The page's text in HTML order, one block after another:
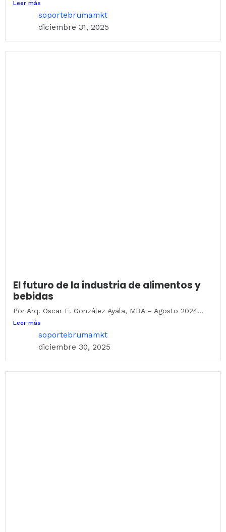
Leer más
soportebrumamkt
diciembre 31, 2025
El futuro de la industria de alimentos y
bebidas
Por Arq. Oscar E. González Ayala, MBA – Agosto 2024...
Leer más
soportebrumamkt
diciembre 30, 2025